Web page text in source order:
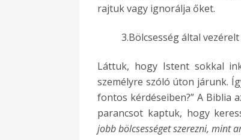
rajtuk vagy ignorálja őket.
3.Bölcsesség által
Láttuk, hogy Istent sokkal
személyre szóló úton járunk.
fontos kérdéseiben?” A Biblia
parancsot kaptuk, hogy
jobb bölcsességet szerezni, mint